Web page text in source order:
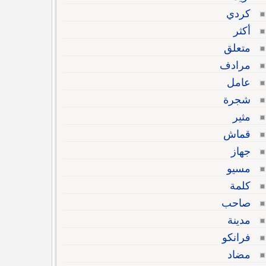
كردي
أكثر
متعلق
مرادف
عامل
شجرة
مثير
قماش
جهاز
مسيو
كلمة
صاحب
مدينة
فرانكو
مضاد